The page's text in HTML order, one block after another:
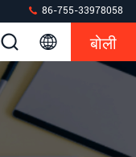
86-755-33978058
बोली